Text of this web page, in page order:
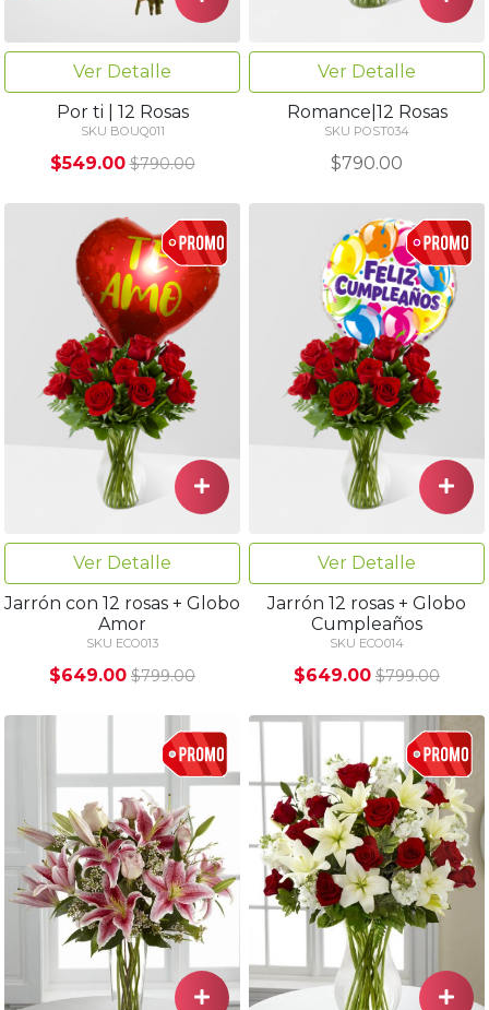
Ver Detalle
Por ti | 12 Rosas
SKU BOUQ011
$549.00 $790.00
Ver Detalle
Romance|12 Rosas
SKU POST034
$790.00
Ver Detalle
Jarrón con 12 rosas + Globo
Amor
SKU ECO013
$649.00 $799.00
Ver Detalle
Jarrón 12 rosas + Globo
Cumpleaños
SKU ECO014
$649.00 $799.00